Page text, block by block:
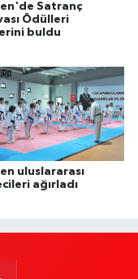
Satranç
Ödülleri
buldu
uluslararası
ağırladı